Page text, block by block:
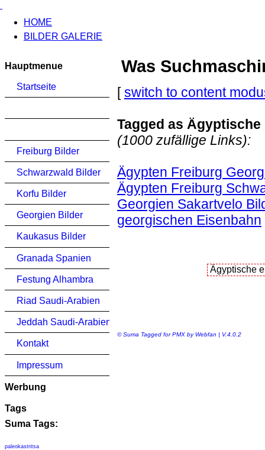
HOME
BILDER GALERIE
Hauptmenue
Startseite
Freiburg Bilder
Schwarzwald Bilder
Korfu Bilder
Georgien Bilder
Kaukasus Bilder
Granada Spanien
Festung Alhambra
Riad Saudi-Arabien
Jeddah Saudi-Arabien
Kontakt
Impressum
Werbung
Tags
Suma Tags:
paleokastritsa
Was
[switch to content
Tagged as
(1000 zufällige Links):
Ägypten Freiburg
Ägypten Freiburg
Georgien Sakartvelo
georgischen Eisenbahn
© Suma Tagged for PMX by Webfan | V.4.0.2